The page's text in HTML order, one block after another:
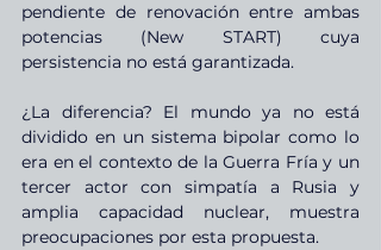
pendiente de renovación entre ambas
potencias (New START) cuya
persistencia no está garantizada.
¿La diferencia? El mundo ya no está
dividido en un sistema bipolar como lo
era en el contexto de la Guerra Fría y un
tercer actor con simpatía a Rusia y
amplia capacidad nuclear, muestra
preocupaciones por esta propuesta.